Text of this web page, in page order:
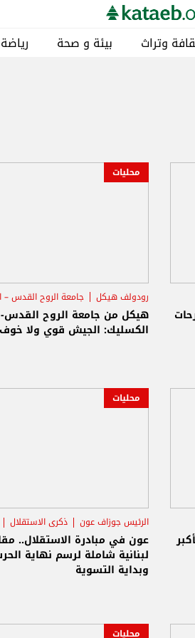
وتراث بيئة و صحة رياضة
محليات
رودولف هيكل
جامعة الروح القدس –
الجيش اللبناني
هيكل من جامعة الروح القدس-
الكسليك: الجيش قوي ولا
محليات
الرئيس جوزاف عون ذكرى الاستقلال
عون في مبادرة الاستقلال..
لبنانية شاملة لرسم نهاية
وبداية التسوية
محليات